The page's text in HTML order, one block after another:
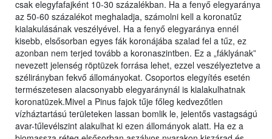
csak elegyfafajként 10-30 százalékban. Ha a fenyő elegyaránya
az 50-60 százalékot meghaladja, számolni kell a koronatűz
kialakulásának veszélyével. Ha a fenyő elegyaránya ennél
kisebb, elsősorban egyes fák koronájába szalad fel a tűz, ez
azonban nem terjed tovább a koronaszintben. Ez a „fáklyának”
nevezett jelenség röptüzek forrása lehet, ezzel veszélyeztetve a
szélirányban fekvő állományokat. Csoportos elegyítés esetén
természetesen alacsonyabb elegyaránynál is kialakulhatnak
koronatüzek.Mivel a Pinus fajok tűje főleg kedvezőtlen
vízháztartású területeken lassan bomlik le, jelentős vastagságú
avar-tűlevélszint alakulhat ki ezen állományok alatt. Ha ez a